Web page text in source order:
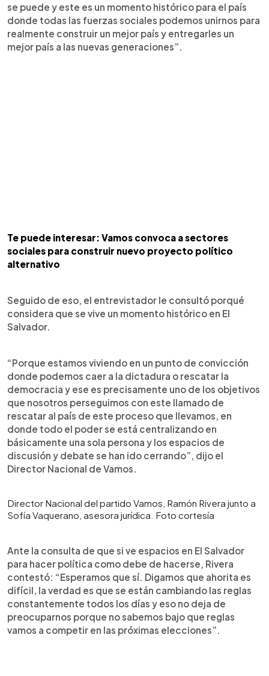
se puede y este es un momento histórico para el país
donde todas las fuerzas sociales podemos unirnos para
realmente construir un mejor país y entregarles un
mejor país a las nuevas generaciones”.
Te puede interesar: Vamos convoca a sectores
sociales para construir nuevo proyecto político
alternativo
Seguido de eso, el entrevistador le consultó porqué
considera que se vive un momento histórico en El
Salvador.
“Porque estamos viviendo en un punto de convicción
donde podemos caer a la dictadura o rescatar la
democracia y ese es precisamente uno de los objetivos
que nosotros perseguimos con este llamado de
rescatar al país de este proceso que llevamos, en
donde todo el poder se está centralizando en
básicamente una sola persona y los espacios de
discusión y debate se han ido cerrando”, dijo el
Director Nacional de Vamos.
Director Nacional del partido Vamos, Ramón Rivera junto a
Sofía Vaquerano, asesora jurídica. Foto cortesía
Ante la consulta de que si ve espacios en El Salvador
para hacer política como debe de hacerse, Rivera
contestó: “Esperamos que sí. Digamos que ahorita es
difícil, la verdad es que se están cambiando las reglas
constantemente todos los días y eso no deja de
preocuparnos porque no sabemos bajo que reglas
vamos a competir en las próximas elecciones”.